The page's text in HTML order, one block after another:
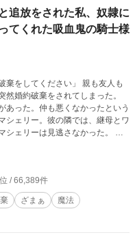
追放をされた私、奴隷に
てくれた吸血鬼の騎士様
ください」 親も友人も
婚約破棄をされてしまった。
あった。仲も悪くなかったという
シェリー。彼の隣では、継母とワ
ェリーは見逃さなかった。 王
リーは、自分が誰にも愛されて
権力の固執している事や、自分
も気づいたが、もう決まった事
され、国外追放を言い渡されて
前、自分が奴隷に売られてしま
位 / 66,389件
ざまぁ
魔法